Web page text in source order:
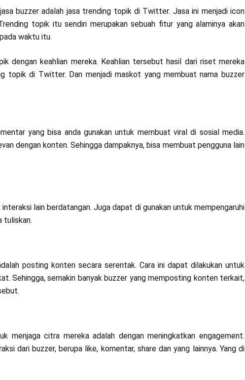
buzzer adalah jasa trending topik di Twitter. Jasa ini menjadi icon
topik itu sendiri merupakan sebuah fitur yang alaminya akan
waktu itu.
dengan keahlian mereka. Keahlian tersebut hasil dari riset mereka
topik di Twitter. Dan menjadi maskot yang membuat nama buzzer
yang bisa anda gunakan untuk membuat viral di sosial media.
dengan konten. Sehingga dampaknya, bisa membuat pengguna lain
lain berdatangan. Juga dapat di gunakan untuk mempengaruhi
tuliskan.
posting konten secara serentak. Cara ini dapat dilakukan untuk
Sehingga, semakin banyak buzzer yang memposting konten terkait,
menjaga citra mereka adalah dengan meningkatkan engagement.
dari buzzer, berupa like, komentar, share dan yang lainnya. Yang di